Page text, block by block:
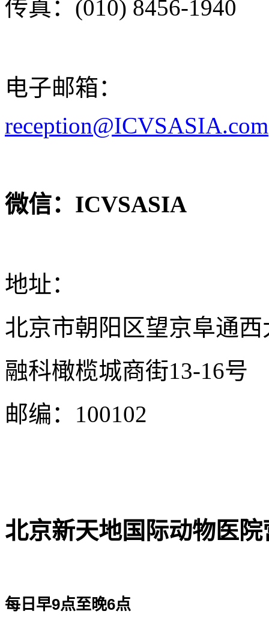
传真：(010) 8456-1940
电子邮箱：
reception@ICVSASIA.com
微信：ICVSASIA
地址：
北京市朝阳区望京阜通西
融科橄榄城商街13-16号
邮编：100102
北京新天地国际动物医
每日早9点至晚6点